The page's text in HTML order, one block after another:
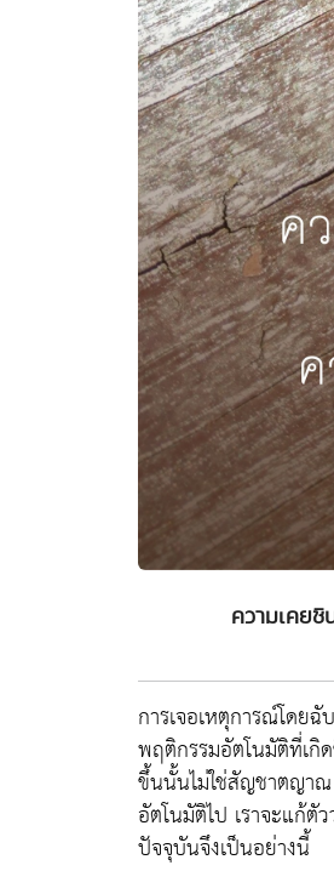
ความเคยชิ
การเจอเหตุการณ์โดย
พฤติกรรมอัตโนมัติที่เกิ
ขึ้นนั้นไม่ใช่สัญชาตญาณ
อัตโนมัติไป เราจะแก้ตั
ปัจจุบันจึงเป็นอย่างนี้